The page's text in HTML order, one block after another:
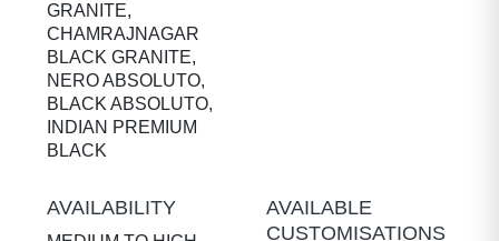
GRANITE,
CHAMRAJNAGAR
BLACK GRANITE,
NERO ABSOLUTO,
BLACK ABSOLUTO,
INDIAN PREMIUM
BLACK
AVAILABILITY
AVAILABLE
CUSTOMISATIONS